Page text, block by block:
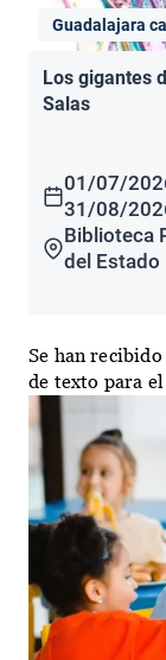
Guadalajara
Los gigantes
Salas
01/07/
31/08/
Biblioteca
del Estado
Se han
de texto para